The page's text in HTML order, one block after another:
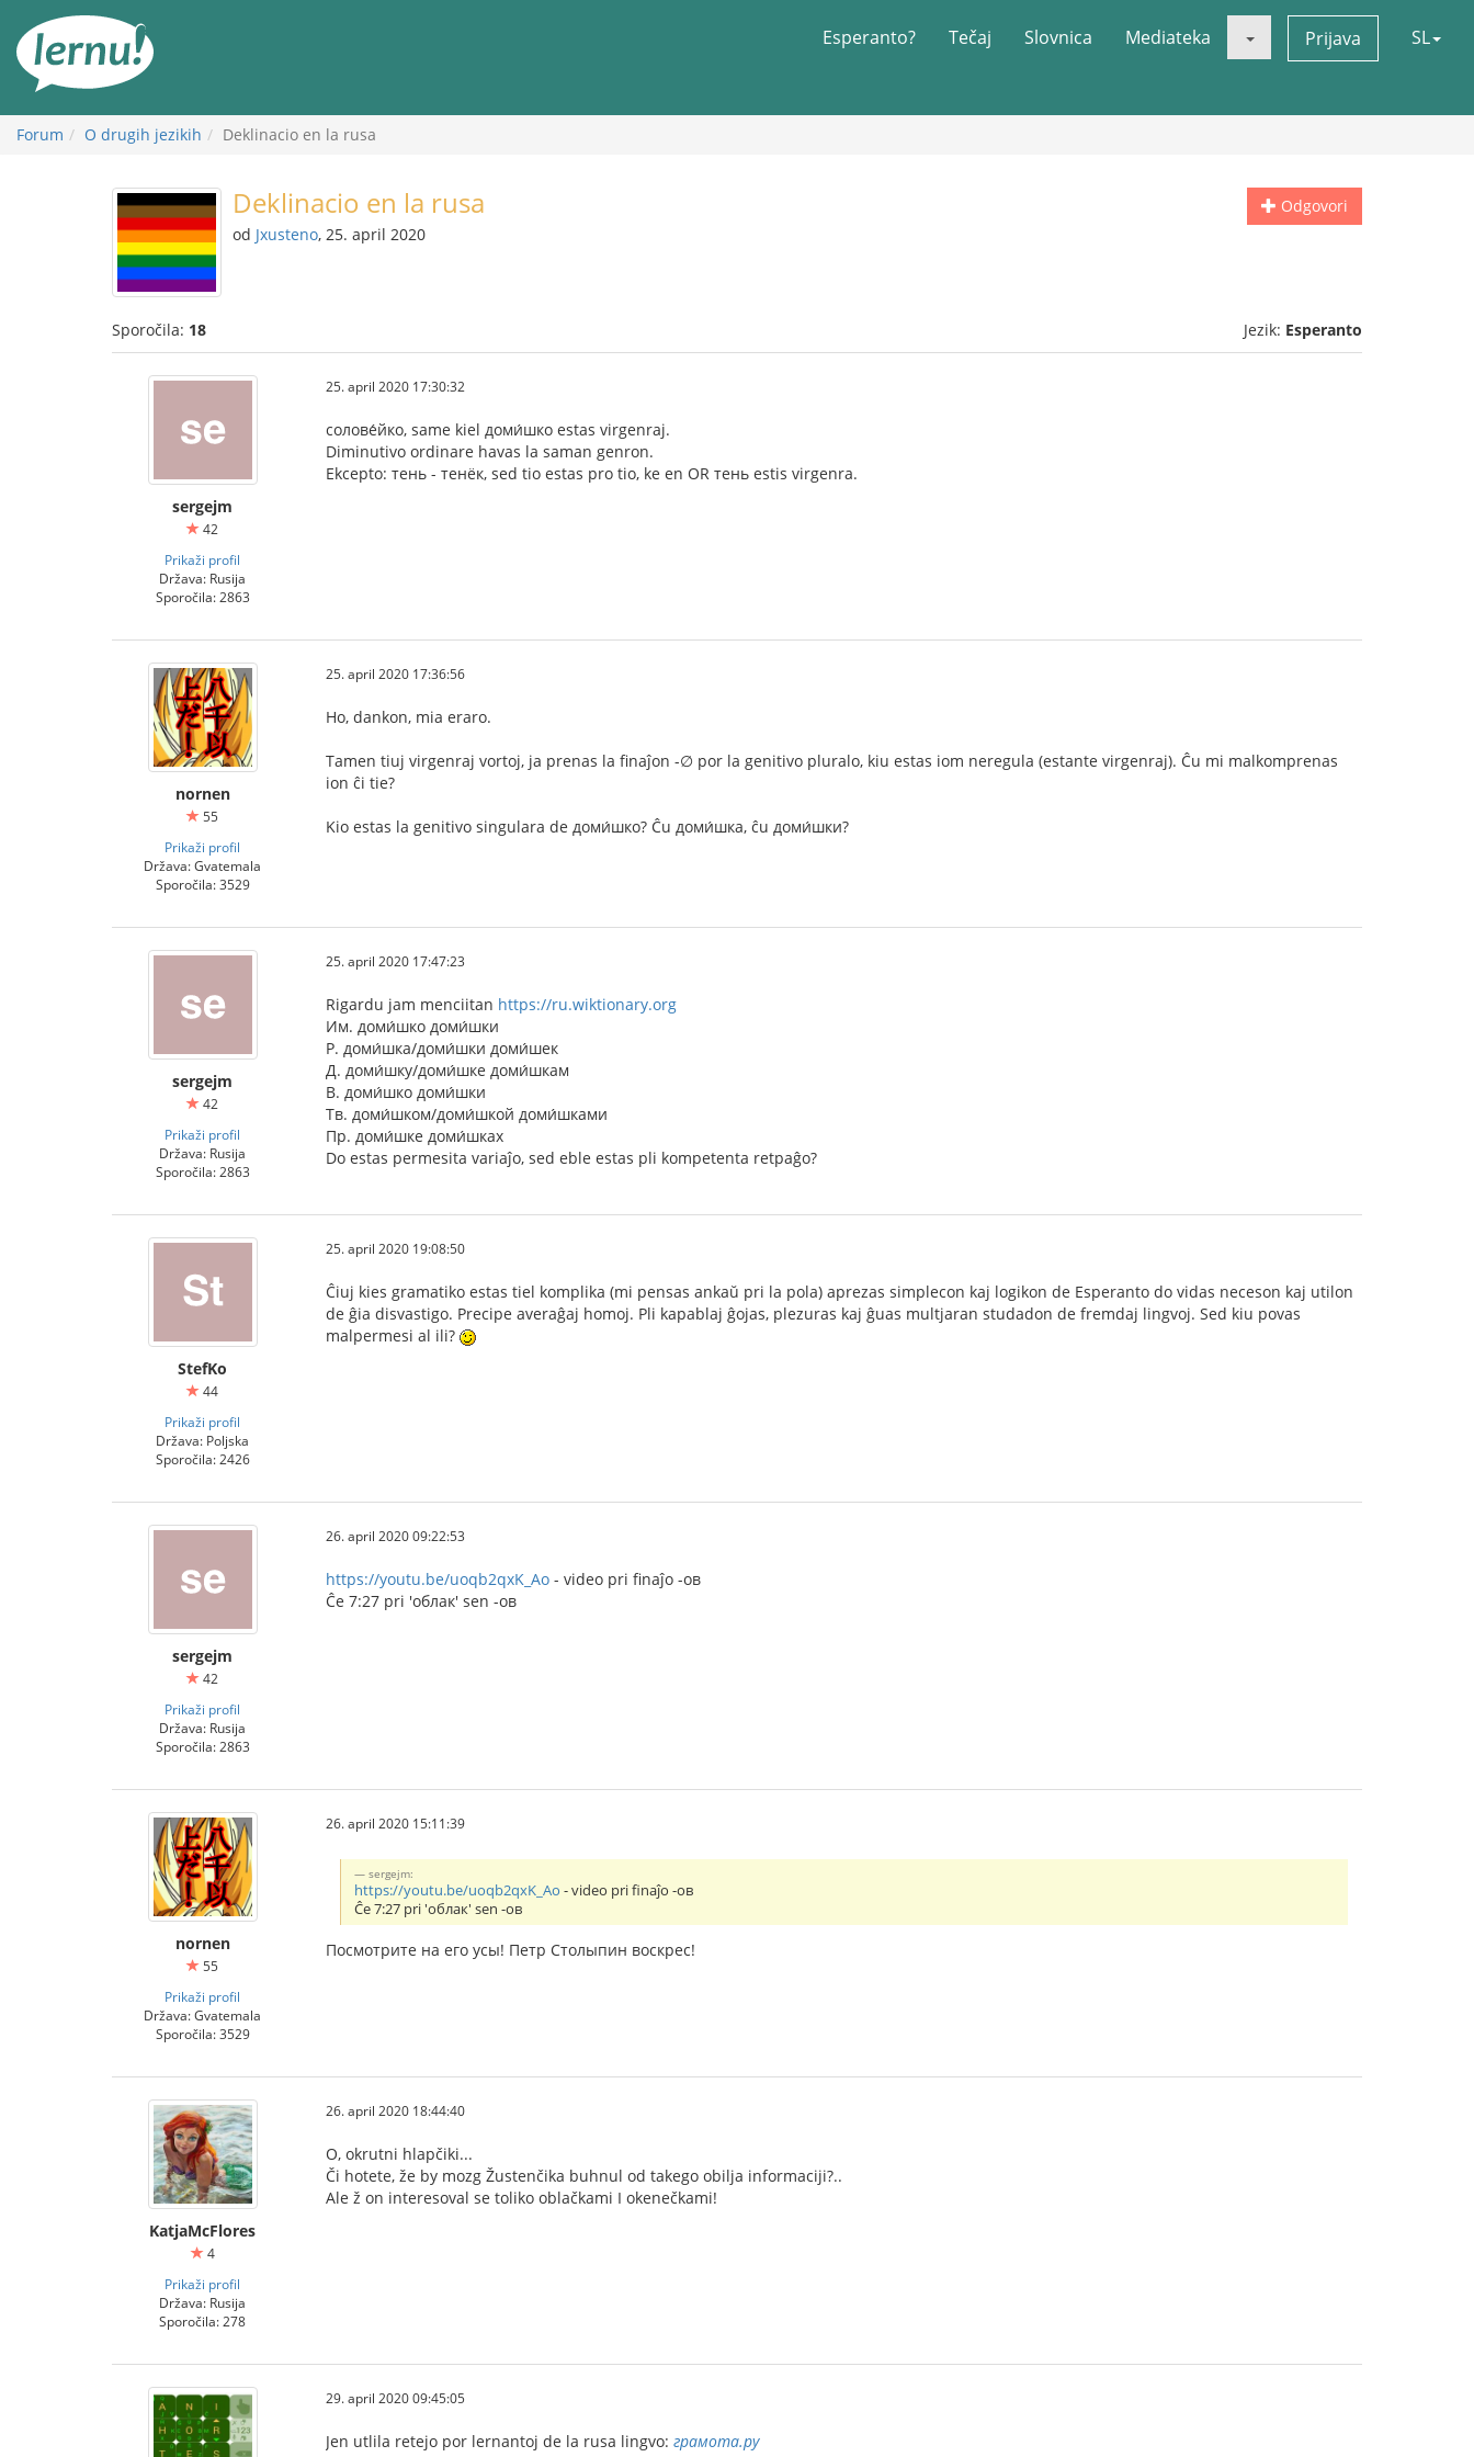
vsebini
Esperanto? Tečaj Slovnica Mediateka Prijava SL
Forum O drugih jezikih Deklinacio en la rusa
Odgovori
Deklinacio en la rusa
od Jxusteno, 25. april 2020
Sporočila: 18 Jezik: Esperanto
sergejm
42
Prikaži profil
Država: Rusija
Sporočila: 2863
25. april 2020 17:30:32
солове́йко, same kiel доми́шко estas virgenraj.
Diminutivo ordinare havas la saman genron.
Ekcepto: тень - тенёк, sed tio estas pro tio, ke en OR тень estis virgenra.
nornen
55
Prikaži profil
Država: Gvatemala
Sporočila: 3529
25. april 2020 17:36:56
Ho, dankon, mia eraro.
Tamen tiuj virgenraj vortoj, ja prenas la finaĵon -∅ por la genitivo pluralo, kiu estas iom neregula (estante virgenraj). Ĉu mi malkomprenas
ion ĉi tie?
Kio estas la genitivo singulara de доми́шко? Ĉu доми́шка, ĉu доми́шки?
sergejm
42
Prikaži profil
Država: Rusija
Sporočila: 2863
25. april 2020 17:47:23
Rigardu jam menciitan https://ru.wiktionary.org
Им. доми́шко доми́шки
Р. доми́шка/доми́шки доми́шек
Д. доми́шку/доми́шке доми́шкам
В. доми́шко доми́шки
Тв. доми́шком/доми́шкой доми́шками
Пр. доми́шке доми́шках
Do estas permesita variaĵo, sed eble estas pli kompetenta retpaĝo?
StefKo
44
Prikaži profil
Država: Poljska
Sporočila: 2426
25. april 2020 19:08:50
Ĉiuj kies gramatiko estas tiel komplika (mi pensas ankaŭ pri la pola) aprezas simplecon kaj logikon de Esperanto do vidas neceson kaj utilon
de ĝia disvastigo. Precipe averaĝaj homoj. Pli kapablaj ĝojas, plezuras kaj ĝuas multjaran studadon de fremdaj lingvoj. Sed kiu povas
malpermesi al ili?
sergejm
42
Prikaži profil
Država: Rusija
Sporočila: 2863
26. april 2020 09:22:53
https://youtu.be/uoqb2qxK_Ao - video pri finaĵo -ов
Ĉe 7:27 pri 'облак' sen -ов
nornen
55
Prikaži profil
Država: Gvatemala
Sporočila: 3529
26. april 2020 15:11:39
sergejm:
https://youtu.be/uoqb2qxK_Ao - video pri finaĵo -ов
Ĉe 7:27 pri 'облак' sen -ов
Посмотрите на его усы! Петр Столыпин воскрес!
KatjaMcFlores
4
Prikaži profil
Država: Rusija
Sporočila: 278
26. april 2020 18:44:40
O, okrutni hlapčiki...
Či hotete, že by mozg Žustenčika buhnul od takego obilja informaciji?..
Ale ž on interesoval se toliko oblačkami I okenečkami!
29. april 2020 09:45:05
Jen utlila retejo por lernantoj de la rusa lingvo: грамота.ру